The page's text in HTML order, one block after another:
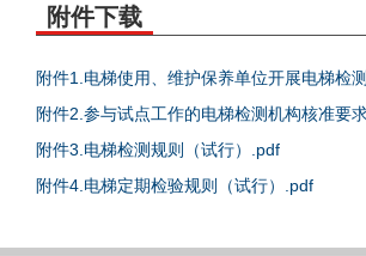
附件下载
附件1.电梯使用、维护保养单位开展电梯检
附件2.参与试点工作的电梯检测机构核准要
附件3.电梯检测规则（试行）.pdf
附件4.电梯定期检验规则（试行）.pdf